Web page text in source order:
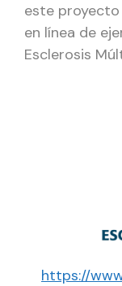
este
en línea de
Esclerosis
https://